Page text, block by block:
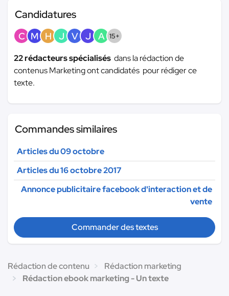
Candidatures
C M H J V J A 15+
22 rédacteurs spécialisés dans la rédaction de
contenus Marketing ont candidatés pour rédiger ce
texte.
Commandes similaires
Articles du 09 octobre
Articles du 16 octobre 2017
Annonce publicitaire facebook d'interaction et de
vente
Commander des textes
Rédaction de contenu
Rédaction marketing
Rédaction ebook marketing - Un texte